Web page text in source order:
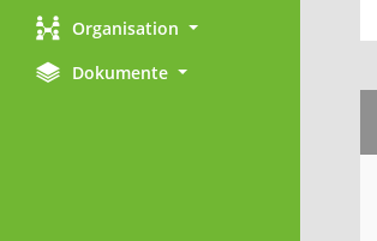
Organisation
Dokumente